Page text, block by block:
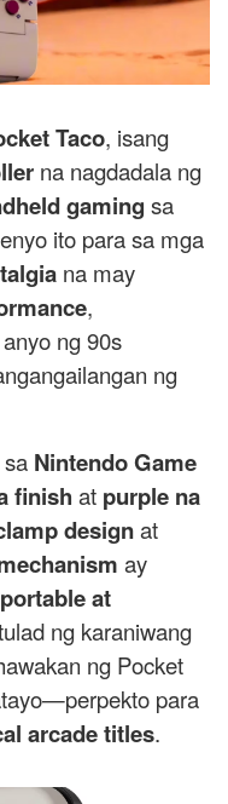
Taco, isang
na nagdadala ng
gaming sa
ito para sa mga
na may
,
ng 90s
ng
Nintendo Game
finish at purple na
designat
ay
portable at
ng karaniwang
ng Pocket
para
arcade titles.